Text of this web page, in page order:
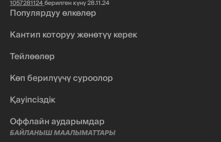
1057281124берилген күнү 28.11.24
Популярдуу өлкөлөр
Кантип которуу жөнөтүү керек
Тейлөөлөр
Көп берилүүчү суроолор
Қауіпсіздік
Оффлайн аударымдар
БАЙЛАНЫШ МААЛЫМАТТАРЫ